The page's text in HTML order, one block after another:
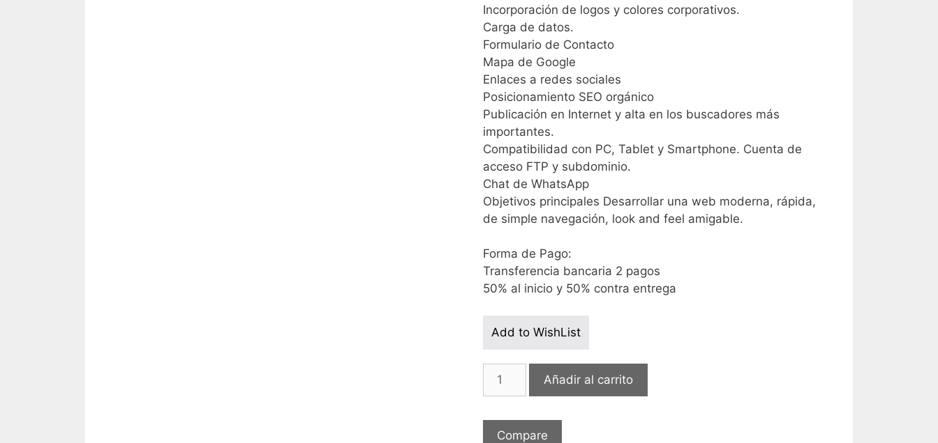
Incorporación de logos y colores corporativos.
Carga de datos.
Formulario de Contacto
Mapa de Google
Enlaces a redes sociales
Posicionamiento SEO orgánico
Publicación en Internet y alta en los buscadores más
importantes.
Compatibilidad con PC, Tablet y Smartphone. Cuenta de
acceso FTP y subdominio.
Chat de WhatsApp
Objetivos principales Desarrollar una web moderna, rápida,
de simple navegación, look and feel amigable.
Forma de Pago:
Transferencia bancaria 2 pagos
50% al inicio y 50% contra entrega
Add to WishList
Añadir al carrito
Compare